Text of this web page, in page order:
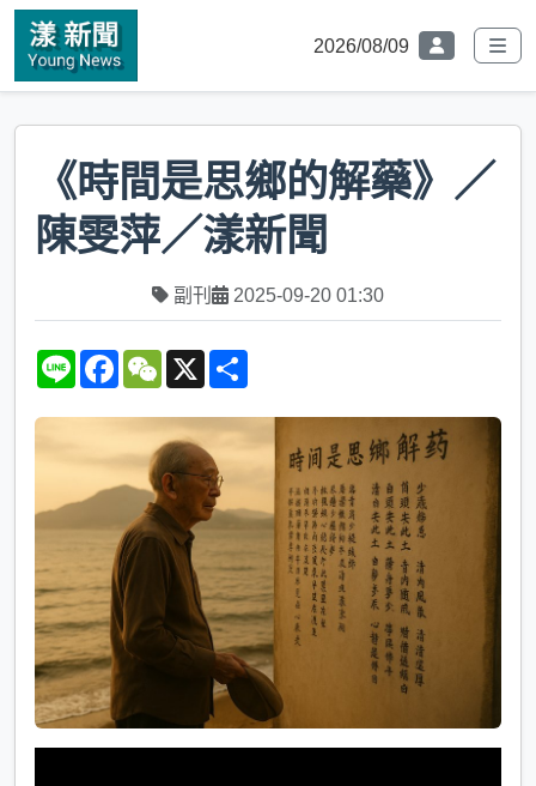
2026/08/09
《時間是思鄉的解藥》／
陳雯萍／漾新聞
副刊 2025-09-20 01:30
L
e
F
e
o
k
W
h
t
X
r